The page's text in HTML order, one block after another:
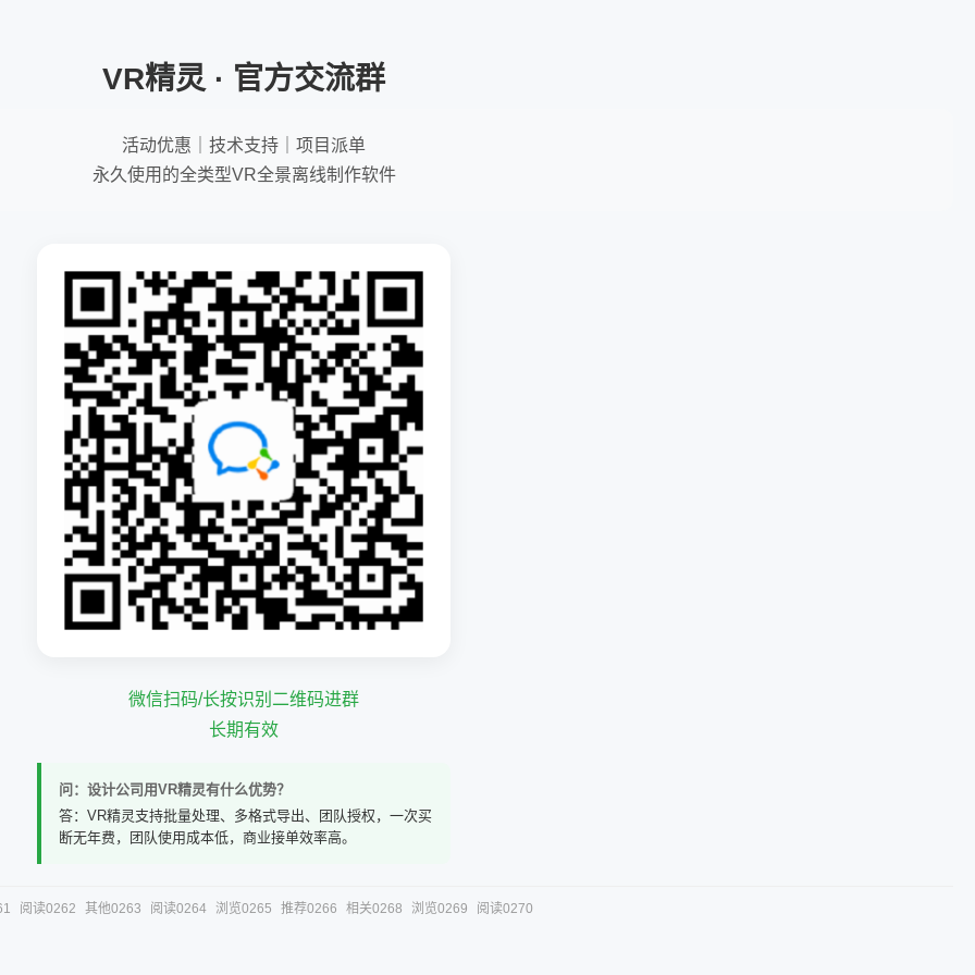
VR精灵 · 官方交流群
活动优惠｜技术支持｜项目派单
永久使用的全类型VR全景离线制作软件
微信扫码/长按识别二维码进群
长期有效
问：设计公司用VR精灵有什么优势？
答：VR精灵支持批量处理、多格式导出、团队授权，一次买
断无年费，团队使用成本低，商业接单效率高。
阅读0262 其他0263 阅读0264 浏览0265 推荐0266 相关0268 浏览0269 阅读0270